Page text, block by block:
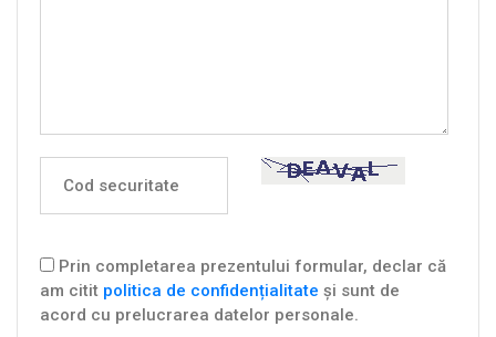
Prin completarea prezentului formular, declar că
am citit politica de confidențialitate și sunt de
acord cu prelucrarea datelor personale.